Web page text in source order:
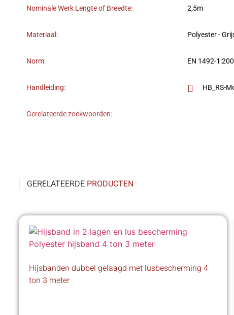
Nominale Werk Lengte of Breedte: 2,5m
Materiaal: Polyester -
Norm: EN 1492-
Handleiding: HB_RS-
Gerelateerde zoekwoorden:
GERELATEERDE PRODUCTEN
Hijsbanden dubbel gelaagd met lusbescherming 4
ton 3 meter